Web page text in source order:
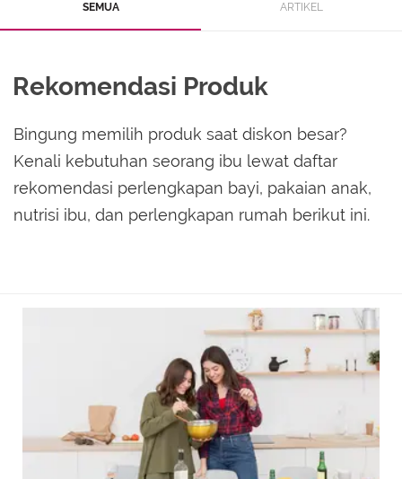
SEMUA ARTIKEL
Rekomendasi Produk
Bingung memilih produk saat diskon besar?
Kenali kebutuhan seorang ibu lewat daftar
rekomendasi perlengkapan bayi, pakaian anak,
nutrisi ibu, dan perlengkapan rumah berikut ini.